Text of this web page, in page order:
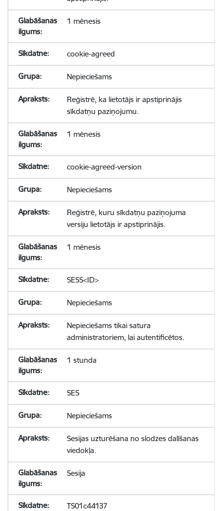
1 mēnesis
cookie-agreed
Nepieciešams
Reģistrē, ka lietotājs ir apstiprinājis
sīkdatņu paziņojumu.
1 mēnesis
cookie-agreed-version
Nepieciešams
Reģistrē, kuru sīkdatņu paziņojuma
versiju lietotājs ir apstiprinājis.
1 mēnesis
SESS<ID>
Nepieciešams
Nepieciešams tikai satura
administratoriem, lai autentificētos.
1 stunda
SES
Nepieciešams
Sesijas uzturēšana no slodzes dalīšanas
viedokļa.
Sesija
TS01c44137